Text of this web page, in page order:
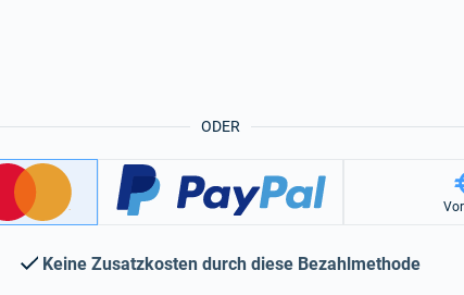
ODER
Keine Zusatzkosten durch diese Bezahlmethode